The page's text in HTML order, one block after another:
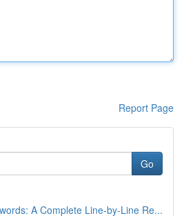
Report Page
Go
A Complete Line-by-Line Re...